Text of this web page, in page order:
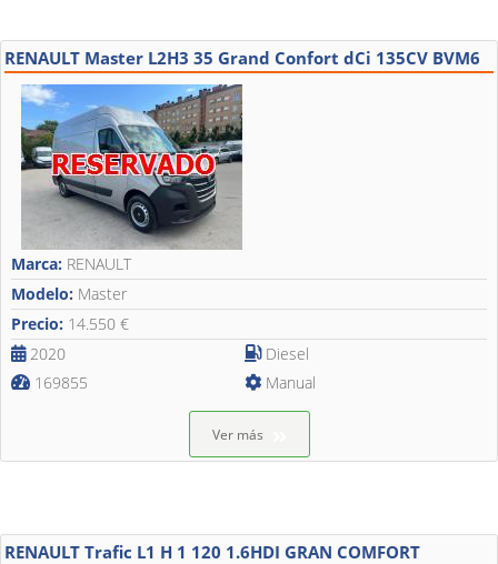
RENAULT Master L2H3 35 Grand Confort dCi 135CV BVM6
Marca: RENAULT
Modelo: Master
Precio: 14.550 €
2020
169855
Diesel
Manual
Ver más
RENAULT Trafic L1 H 1 120 1.6HDI GRAN COMFORT